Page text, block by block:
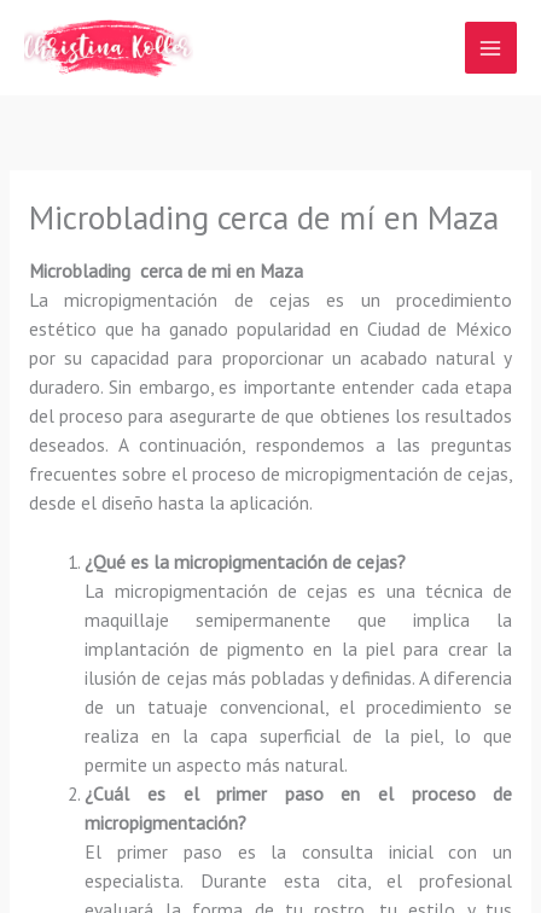
contenido
Microblading cerca de mí en Maza
Microblading cerca de mi en Maza
La micropigmentación de cejas es un procedimiento
estético que ha ganado popularidad en Ciudad de México
por su capacidad para proporcionar un acabado natural y
duradero. Sin embargo, es importante entender cada etapa
del proceso para asegurarte de que obtienes los resultados
deseados. A continuación, respondemos a las preguntas
frecuentes sobre el proceso de micropigmentación de cejas,
desde el diseño hasta la aplicación.
¿Qué es la micropigmentación de cejas?
La micropigmentación de cejas es una técnica de
maquillaje semipermanente que implica la
implantación de pigmento en la piel para crear la
ilusión de cejas más pobladas y definidas. A diferencia
de un tatuaje convencional, el procedimiento se
realiza en la capa superficial de la piel, lo que
permite un aspecto más natural.
¿Cuál es el primer paso en el proceso de
micropigmentación?
El primer paso es la consulta inicial con un
especialista. Durante esta cita, el profesional